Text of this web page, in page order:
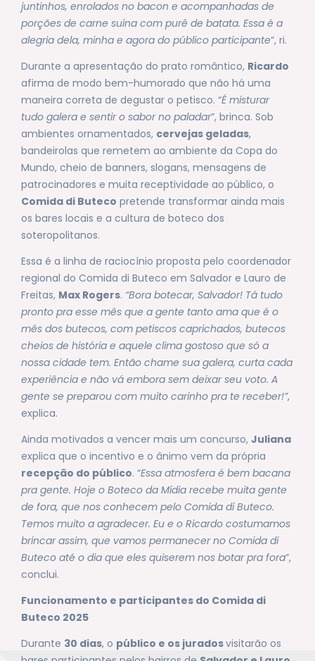
juntinhos, enrolados no bacon e acompanhadas de
porções de carne suína com purê de batata. Essa é a
alegria dela, minha e agora do público participante”, ri.
Durante a apresentação do prato romântico, Ricardo
afirma de modo bem-humorado que não há uma
maneira correta de degustar o petisco. “É misturar
tudo galera e sentir o sabor no paladar”, brinca. Sob
ambientes ornamentados, cervejas geladas,
bandeirolas que remetem ao ambiente da Copa do
Mundo, cheio de banners, slogans, mensagens de
patrocinadores e muita receptividade ao público, o
Comida di Buteco pretende transformar ainda mais
os bares locais e a cultura de boteco dos
soteropolitanos.
Essa é a linha de raciocínio proposta pelo coordenador
regional do Comida di Buteco em Salvador e Lauro de
Freitas, Max Rogers. “Bora botecar, Salvador! Tá tudo
pronto pra esse mês que a gente tanto ama que é o
mês dos butecos, com petiscos caprichados, butecos
cheios de história e aquele clima gostoso que só a
nossa cidade tem. Então chame sua galera, curta cada
experiência e não vá embora sem deixar seu voto. A
gente se preparou com muito carinho pra te receber!”,
explica.
Ainda motivados a vencer mais um concurso, Juliana
explica que o incentivo e o ânimo vem da própria
recepção do público. “Essa atmosfera é bem bacana
pra gente. Hoje o Boteco da Mídia recebe muita gente
de fora, que nos conhecem pelo Comida di Buteco.
Temos muito a agradecer. Eu e o Ricardo costumamos
brincar assim, que vamos permanecer no Comida di
Buteco até o dia que eles quiserem nos botar pra fora”,
conclui.
Funcionamento e participantes do Comida di
Buteco 2025
Durante 30 dias, o público e os juradosvisitarão os